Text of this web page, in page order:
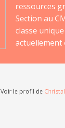
ressources
Section au
classe
actuellement
Voir le profil de